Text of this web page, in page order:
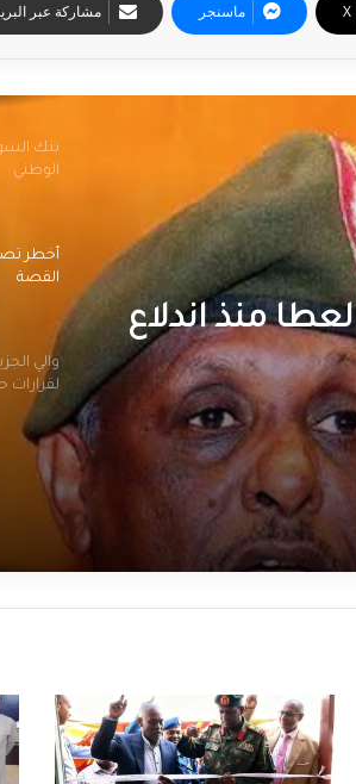
‫X ماسنجر مشاركة عبر
منذ اندلاع
بنك
الوطني
أخطر
القصة
والي
لقرارات